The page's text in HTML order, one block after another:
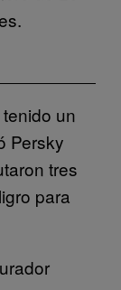
un
Persky
tres
para